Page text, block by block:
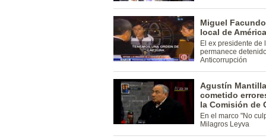
Miguel
local de
El ex presidente de
permanece
Anticorrupción
Agustín
cometido
la Comisión de
En el marco "No
Milagros Leyva